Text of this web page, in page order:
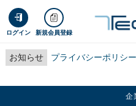
ログイン 新規会員登録
お知らせ プライバシーポリシ
企